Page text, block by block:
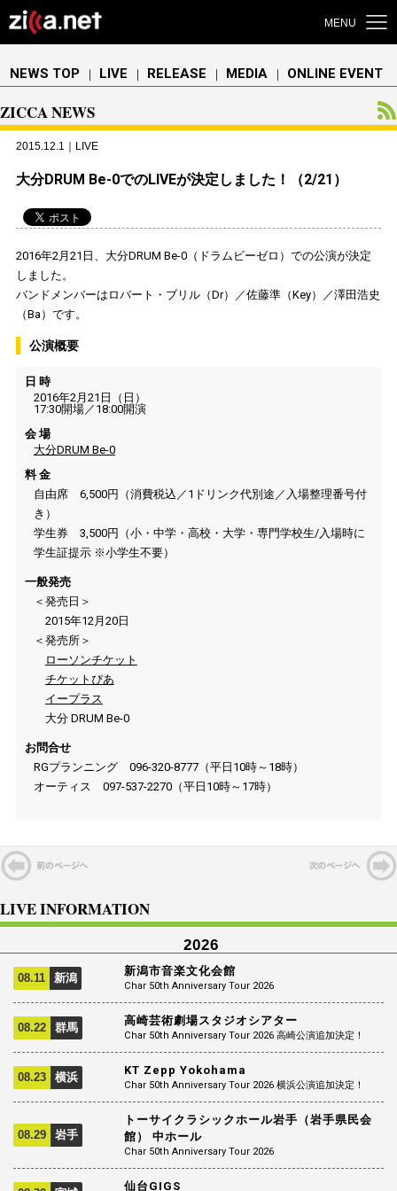
MENU
NEWS TOP ｜ LIVE ｜ RELEASE ｜ MEDIA ｜ ONLINE EVENT
ZICCA NEWS
2015.12.1｜LIVE
大分DRUM Be-0でのLIVEが決定しました！（2/21）
2016年2月21日、大分DRUM Be-0（ドラムビーゼロ）での公演が決定
しました。
バンドメンバーはロバート・ブリル（Dr）／佐藤準（Key）／澤田浩史
（Ba）です。
公演概要
日 時
2016年2月21日（日）
17:30開場／18:00開演
会 場
大分DRUM Be-0
料 金
自由席 6,500円（消費税込／1ドリンク代別途／入場整理番号付
き）
学生券 3,500円（小・中学・高校・大学・専門学校生/入場時に
学生証提示 ※小学生不要）
一般発売
＜発売日＞
2015年12月20日
＜発売所＞
ローソンチケット
チケットぴあ
イープラス
大分 DRUM Be-0
お問合せ
RGプランニング 096-320-8777（平日10時～18時）
オーティス 097-537-2270（平日10時～17時）
LIVE INFORMATION
2026
08.11 新潟 新潟市音楽文化会館
Char 50th Anniversary Tour 2026
08.22 群馬 高崎芸術劇場スタジオシアター
Char 50th Anniversary Tour 2026 高崎公演追加決定！
08.23 横浜 KT Zepp Yokohama
Char 50th Anniversary Tour 2026 横浜公演追加決定！
08.29 岩手
トーサイクラシックホール岩手（岩手県民会
館） 中ホール
Char 50th Anniversary Tour 2026
仙台GIGS